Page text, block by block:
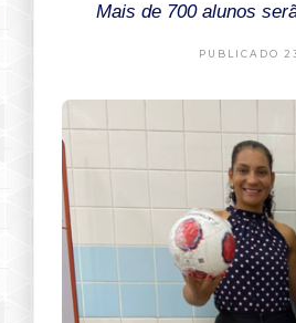
Mais de 700 alunos
PUBLICADO